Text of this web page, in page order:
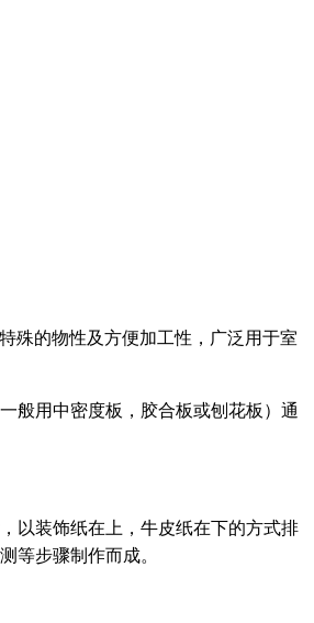
殊的物性及方便加工性，广泛用于室
般用中密度板，胶合板或刨花板）通
以装饰纸在上，牛皮纸在下的方式排
等步骤制作而成。